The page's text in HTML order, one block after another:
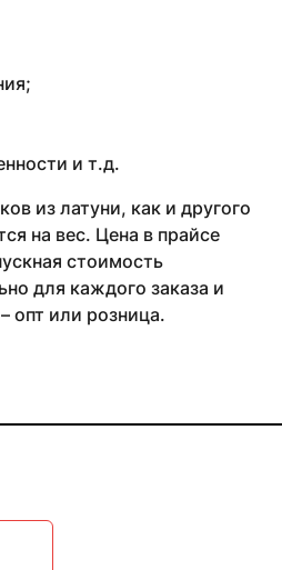
и т.д.
из латуни, как и другого
на вес. Цена в прайсе
стоимость
для каждого заказа и
опт или розница.